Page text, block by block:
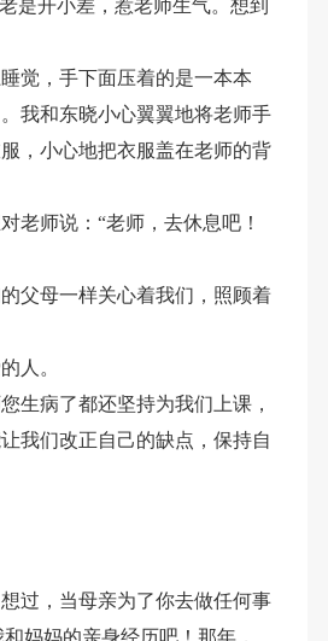
是开小差，惹老师生气。想到
觉，手下面压着的是一本本
我和东晓小心翼翼地将老师手
，小心地把衣服盖在老师的背
老师说：“老师，去休息吧！
父母一样关心着我们，照顾着
人。
生病了都还坚持为我们上课，
我们改正自己的缺点，保持自
过，当母亲为了你去做任何事
妈妈的亲身经历吧！那年，